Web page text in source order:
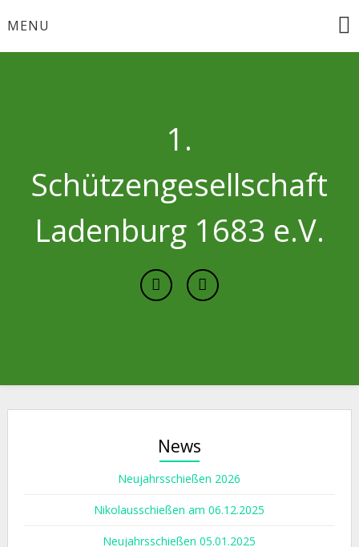
toMENU
1.
Schützengesellschaft
Ladenburg 1683 e.V.
News
Neujahrsschießen 2026
Nikolausschießen am 06.12.2025
Neujahrsschießen 05.01.2025